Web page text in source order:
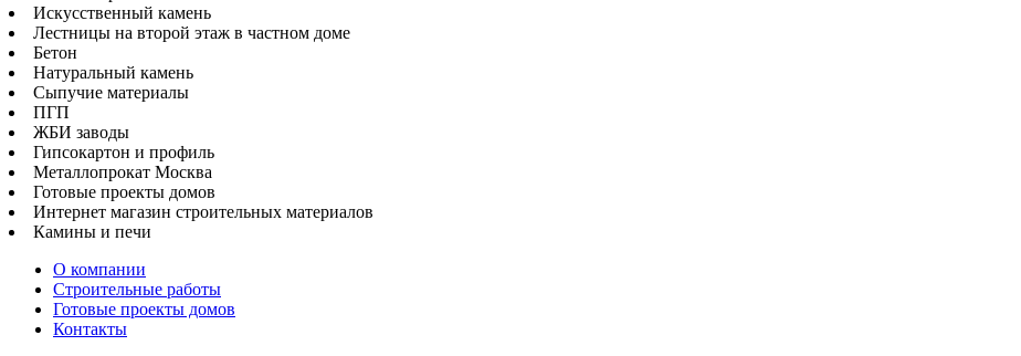
Искусственный камень
Лестницы на второй этаж в частном доме
Бетон
Натуральный камень
Сыпучие материалы
ПГП
ЖБИ заводы
Гипсокартон и профиль
Металлопрокат Москва
Готовые проекты домов
Интернет магазин строительных материалов
Камины и печи
О компании
Строительные работы
Готовые проекты домов
Контакты